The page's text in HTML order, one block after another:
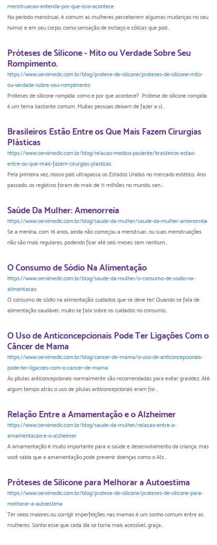
menstruacao-entenda-por-que-isso-acontece
No período menstrual, é comum as mulheres perceberem algumas mudanças no seu
humor e em seu corpo, como sensação de inchaço e cólicas que pod...
Próteses de Silicone - Mito ou Verdade Sobre Seu
Rompimento.
https://www.servimedic.com.br/blog/protese-de-silicone/proteses-de-silicone-mito-
ou-verdade-sobre-seu-rompimento
Próteses de silicone rompida: como e por que acontece? Prótese de silicone rompida
é um tema bastante comum. Muitas pessoas deixam de fazer a ci...
Brasileiros Estão Entre os Que Mais Fazem Cirurgias
Plásticas
https://www.servimedic.com.br/blog/relacao-medico-paciente/brasileiros-estao-
entre-os-que-mais-fazem-cirurgias-plasticas
Pela primeira vez, nosso país ultrapassa os Estados Unidos no mercado estético. Ano
passado, os registros foram de mais de 11 milhões no mundo, sen...
Saúde Da Mulher: Amenorreia
https://www.servimedic.com.br/blog/saude-da-mulher/saude-da-mulher-amenorreia
Se a menina, com 16 anos, ainda não começou a menstruar, ou suas menstruações
não são mais regulares, podendo ficar até seis meses sem nenhum...
O Consumo de Sódio Na Alimentação
https://www.servimedic.com.br/blog/saude-da-mulher/o-consumo-de-sodio-na-
alimentacao
O consumo de sódio na alimentação: cuidados que se deve ter! Quando se fala de
alimentação saudável, muito se fala sobre os cuidados no consumo...
O Uso de Anticoncepcionais Pode Ter Ligações Com o
Câncer de Mama
https://www.servimedic.com.br/blog/cancer-de-mama/o-uso-de-anticoncepcionais-
pode-ter-ligacoes-com-o-cancer-de-mama
As pílulas anticoncepcionais normalmente são recomendadas para evitar gravidez. Até
algum tempo atrás o uso de pílulas anticoncepcionais eram for...
Relação Entre a Amamentação e o Alzheimer
https://www.servimedic.com.br/blog/saude-da-mulher/relacao-entre-a-
amamentacao-e-o-alzheimer
A amamentação é muito importante para a saúde e desenvolvimento da criança, mas
você sabia que a amamentação pode prevenir doenças como o Alz...
Próteses de Silicone para Melhorar a Autoestima
https://www.servimedic.com.br/blog/protese-de-silicone/proteses-de-silicone-para-
melhorar-a-autoestima
Ter seios maiores ou corrigir imperfeições nas mamas é um sonho comum entre as
mulheres. Sonho esse que cada dia se torna mais acessível, graça...